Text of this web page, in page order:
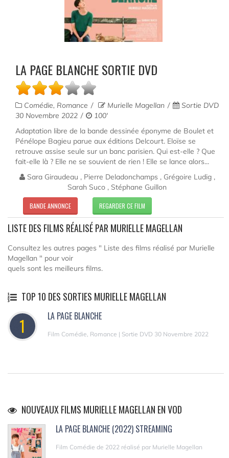
LA PAGE BLANCHE SORTIE DVD
Comédie, Romance Murielle Magellan
Sortie DVD
30 Novembre 2022
100'
Adaptation libre de la bande dessinée éponyme de Boulet et
Pénélope Bagieu parue aux éditions Delcourt. Eloïse se
retrouve assise seule sur un banc parisien. Qui est-elle ? Que
fait-elle là ? Elle ne se souvient de rien ! Elle se lance alors...
Sara Giraudeau , Pierre Deladonchamps , Grégoire Ludig ,
Sarah Suco , Stéphane Guillon
BANDE ANNONCE REGARDER CE FILM
LISTE DES FILMS RÉALISÉ PAR MURIELLE MAGELLAN
Consultez les autres pages " Liste des films réalisé par Murielle
Magellan " pour voir
quels sont les meilleurs films.
TOP 10 DES SORTIES MURIELLE MAGELLAN
1 LA PAGE BLANCHE
Film Comédie, Romance | Sortie DVD 30 Novembre 2022
NOUVEAUX FILMS MURIELLE MAGELLAN EN VOD
LA PAGE BLANCHE (2022) STREAMING
Film Comédie de 2022 réalisé par Murielle Magellan